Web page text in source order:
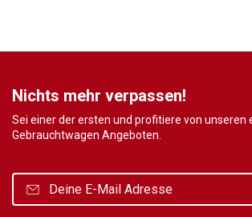
Nichts mehr verpassen!
Sei einer der ersten und profitiere von unseren
Gebrauchtwagen Angeboten.